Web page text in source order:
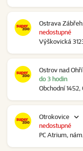
Ostrava Zábřeh
Výškovická
nedostupné
Ostrov nad Ohří
Obchodní
do 3 hodin
Otrokovice
PC Atrium,
nedostupné